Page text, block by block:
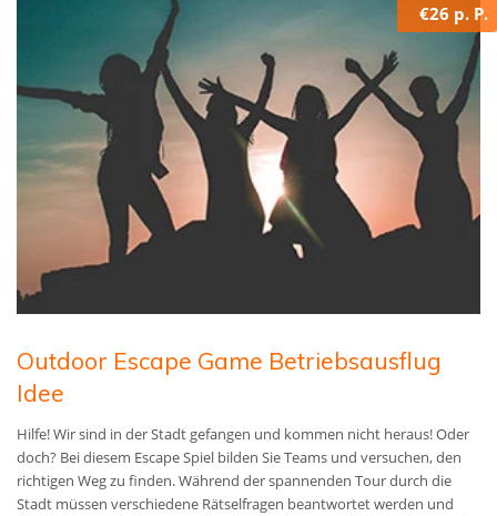
€26 p. P.
Outdoor Escape Game Betriebsausflug
Idee
Hilfe! Wir sind in der Stadt gefangen und kommen nicht heraus! Oder
doch? Bei diesem Escape Spiel bilden Sie Teams und versuchen, den
richtigen Weg zu finden. Während der spannenden Tour durch die
Stadt müssen verschiedene Rätselfragen beantwortet werden und